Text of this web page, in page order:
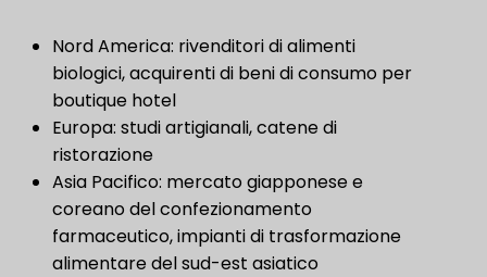
Nord America: rivenditori di alimenti
biologici, acquirenti di beni di consumo per
boutique hotel
Europa: studi artigianali, catene di
ristorazione
Asia Pacifico: mercato giapponese e
coreano del confezionamento
farmaceutico, impianti di trasformazione
alimentare del sud-est asiatico